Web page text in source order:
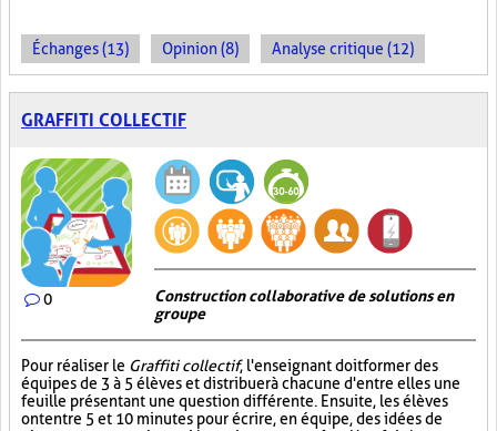
Échanges (13) Opinion (8) Analyse critique (12)
GRAFFITI COLLECTIF
0
Construction collaborative de solutions en
groupe
Pour réaliser le Graffiti collectif, l'enseignant doit former des
équipes de 3 à 5 élèves et distribuer à chacune d'entre elles une
feuille présentant une question différente. Ensuite, les élèves
ont entre 5 et 10 minutes pour écrire, en équipe, des idées de